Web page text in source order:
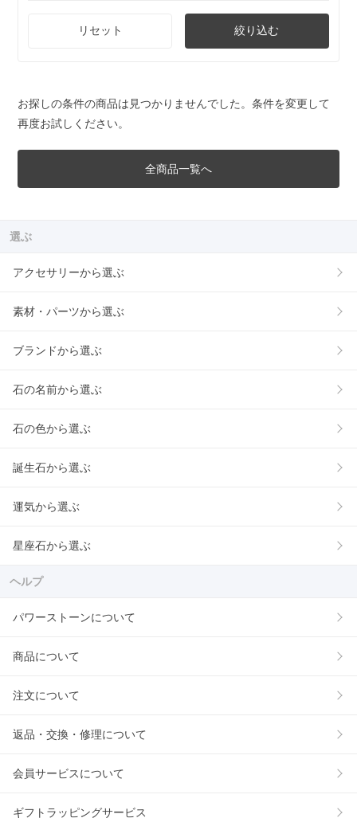
リセット 絞り込む
お探しの条件の商品は見つかりませんでした。条件を変更して
再度お試しください。
全商品一覧へ
選ぶ
アクセサリーから選ぶ
素材・パーツから選ぶ
ブランドから選ぶ
石の名前から選ぶ
石の色から選ぶ
誕生石から選ぶ
運気から選ぶ
星座石から選ぶ
ヘルプ
パワーストーンについて
商品について
注文について
返品・交換・修理について
会員サービスについて
ギフトラッピングサービス